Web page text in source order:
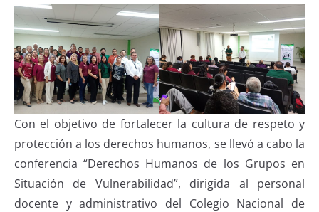
Con el objetivo de fortalecer la cultura de respeto y
protección a los derechos humanos, se llevó a cabo la
conferencia “Derechos Humanos de los Grupos en
Situación de Vulnerabilidad”, dirigida al personal
docente y administrativo del Colegio Nacional de